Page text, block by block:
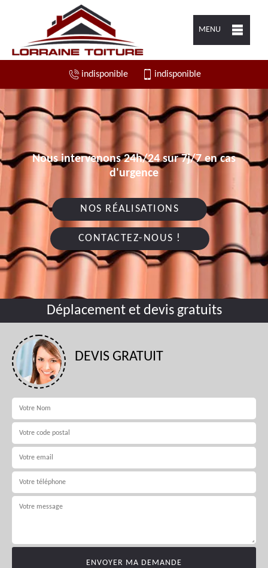
MENU
indisponible indisponible
Nous intervenons 24h/24 sur 7j/7 en cas
d'urgence
NOS RÉALISATIONS
CONTACTEZ-NOUS !
Déplacement et devis gratuits
DEVIS GRATUIT